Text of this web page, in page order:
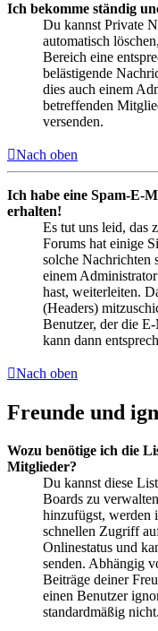
Ich bekomme ständig
Du kannst Private
automatisch
Bereich eine
belästigende
dies auch einem
betreffenden
versenden.
Nach oben
Ich habe eine Spam-E-
erhalten!
Es tut uns leid, das
Forums hat einige
solche Nachrichten
einem
hast, weiterleiten.
(Headers)
Benutzer, der die
kann dann
Nach oben
Freunde und
Wozu benötige ich die
Mitglieder?
Du kannst diese
Boards zu
hinzufügst, werden
schnellen Zugriff
Onlinestatus und
senden. Abhängig
Beiträge deiner
einen Benutzer
standardmäßig nicht.